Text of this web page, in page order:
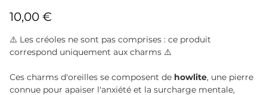
10,00 €
⚠️ Les créoles ne sont pas comprises : ce produit
correspond uniquement aux charms ⚠️
Ces charms d'oreilles se composent de howlite, une pierre
connue pour apaiser l'anxiété et la surcharge mentale,